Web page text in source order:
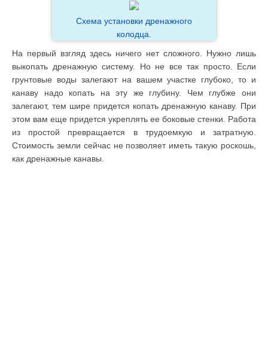
Схема установки дренажного
колодца.
На первый взгляд здесь ничего нет сложного. Нужно лишь
выкопать дренажную систему. Но не все так просто. Если
грунтовые воды залегают на вашем участке глубоко, то и
канаву надо копать на эту же глубину. Чем глубже они
залегают, тем шире придется копать дренажную канаву. При
этом вам еще придется укреплять ее боковые стенки. Работа
из простой превращается в трудоемкую и затратную.
Стоимость земли сейчас не позволяет иметь такую роскошь,
как дренажные канавы.